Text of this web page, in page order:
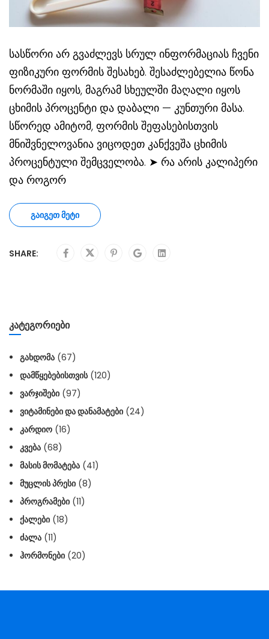
სასწორი არ გვაძლევს სრულ ინფორმაციას ჩვენი
ფიზიკური ფორმის შესახებ. შესაძლებელია წონა
ნორმაში იყოს, მაგრამ სხეულში მაღალი იყოს
ცხიმის პროცენტი და დაბალი — კუნთური მასა.
სწორედ ამიტომ, ფორმის შეფასებისთვის
მნიშვნელოვანია ვიცოდეთ კანქვეშა ცხიმის
პროცენტული შემცველობა. ➤ რა არის კალიპერი
და როგორ
ᲒᲐᲘᲒᲔᲗ ᲛᲔᲢᲘ
SHARE:
ᲙᲐᲢᲔᲒᲝᲠᲘᲔᲑᲘ
ᲒᲐᲮᲓᲝᲛᲐ (67)
ᲓᲐᲛᲬᲧᲔᲑᲔᲑᲘᲡᲗᲕᲘᲡ(120)
ᲕᲐᲠᲯᲘᲨᲔᲑᲘ (97)
ᲕᲘᲢᲐᲛᲘᲜᲔᲑᲘ ᲓᲐ ᲓᲐᲜᲐᲛᲐᲢᲔᲑᲘ (24)
ᲙᲐᲠᲓᲘᲝ (16)
ᲙᲕᲔᲑᲐ (68)
ᲛᲐᲡᲘᲡ ᲛᲝᲛᲐᲢᲔᲑᲐ (41)
ᲛᲣᲪᲚᲘᲡ ᲞᲠᲔᲡᲘ (8)
ᲞᲠᲝᲒᲠᲐᲛᲔᲑᲘ (11)
ᲥᲐᲚᲔᲑᲘ (18)
ᲫᲐᲚᲐ (11)
ᲰᲝᲠᲛᲝᲜᲔᲑᲘ (20)